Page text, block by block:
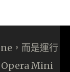
，而是運行
Opera Mini